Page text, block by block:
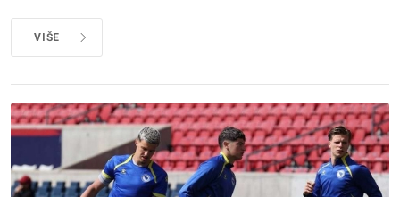
VIŠE